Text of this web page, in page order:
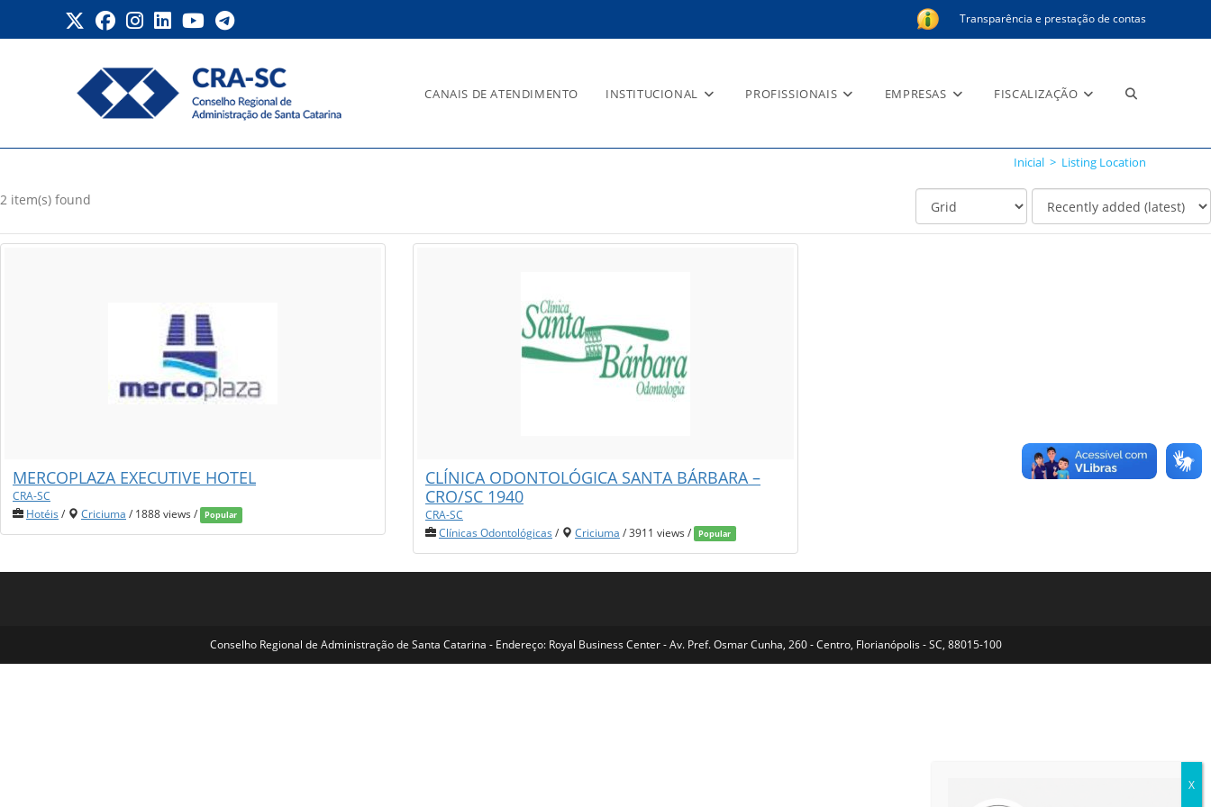
Transparência e prestação de contas
CANAIS DE ATENDIMENTO INSTITUCIONAL PROFISSIONAIS EMPRESAS FISCALIZAÇÃO Alternar
Inicial > Listing Location
2 item(s) found
MERCOPLAZA EXECUTIVE HOTEL
CRA-SC
Hotéis / Criciuma / 1888 views / Popular
CLÍNICA ODONTOLÓGICA SANTA BÁRBARA –
CRO/SC 1940
CRA-SC
Clínicas Odontológicas / Criciuma / 3911 views / Popular
Conselho Regional de Administração de Santa Catarina - Endereço: Royal Business Center - Av. Pref. Osmar Cunha, 260 - Centro, Florianópolis - SC, 88015-100